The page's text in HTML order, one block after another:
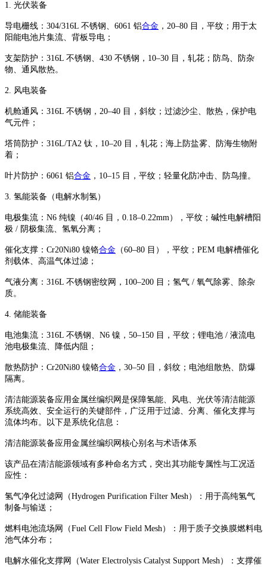
1. 光伏装备
导电栅线：304/316L 不锈钢、6061 铝合金 ，20–80 目，平纹；用于太
阳能电池片集流、背板导电；
支架防护：316L 不锈钢、430 不锈钢，10–30 目，轧花；防鸟、防杂
物、通风散热。
2. 风电装备
机舱通风：316L 不锈钢，20–40 目，斜纹；过滤沙尘、散热，保护电
气元件；
塔筒防护：316L/TA2 钛，10–20 目，轧花；海上防盐雾、防海生物附
着；
叶片防护：6061 铝合金 ，10–15 目，平纹；轻量化防冲击、防鸟撞。
3. 氢能装备（电解水制氢）
电极集流：N6 纯镍（40/46 目，0.18–0.22mm），平纹；碱性电解槽阳
极 / 阴极集流、氢氧分离；
催化支撑：Cr20Ni80 镍铬合金 （60–80 目），平纹；PEM 电解槽催化
剂载体、高温气体过滤；
气液分离：316L 不锈钢密纹网，100–200 目；氢气 / 氧气除雾、除杂
质。
4. 储能装备
电池集流：316L 不锈钢、N6 镍，50–150 目，平纹；锂电池 / 液流电
池电极集流、降低内阻；
散热防护：Cr20Ni80 镍铬合金 ，30–50 目，斜纹；电池组散热、防爆
隔离。
清洁能源装备应用金属丝编织网‌是保障氢能、风电、光伏等清洁能源
系统高效、安全运行的关键部件，广泛用于过滤、分离、催化支撑与
流体均布。以下是系统化信息：
清洁能源装备应用金属丝编织网核心别名与术语体系
该产品在清洁能源领域有多种命名方式，突出其‌功能专属性与工况适
应性‌：
‌氢气净化过滤网‌（Hydrogen Purification Filter Mesh）：用于高纯氢气
制备与输送；
‌燃料电池流场网‌（Fuel Cell Flow Field Mesh）：用于质子交换膜燃料电
池气体分布；
‌电解水催化支撑网‌（Water Electrolysis Catalyst Support Mesh）：支撑催